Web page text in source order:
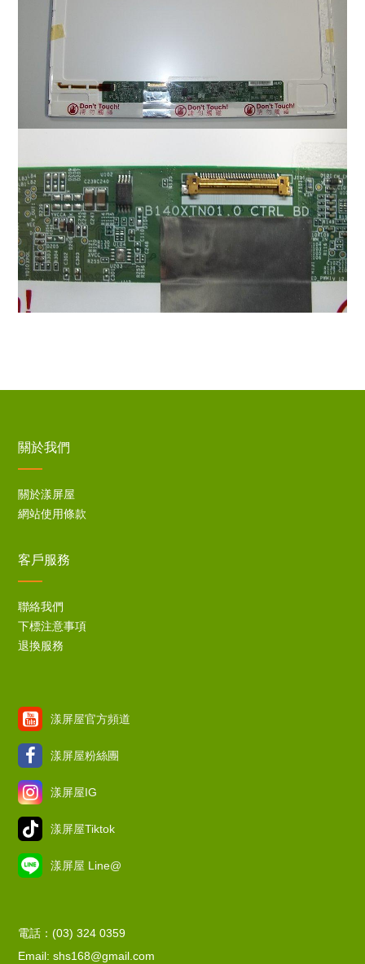
關於我們
關於漾屏屋
網站使用條款
客戶服務
聯絡我們
下標注意事項
退換服務
漾屏屋官方頻道
漾屏屋粉絲團
漾屏屋IG
漾屏屋Tiktok
漾屏屋 Line@
電話：(03) 324 0359
Email: shs168@gmail.com